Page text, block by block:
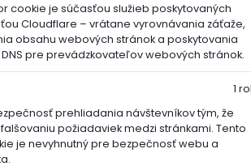
cookie je súčasťou služieb poskytovaných
Cloudflare – vrátane vyrovnávania záťaže,
obsahu webových stránok a poskytovania
pre prevádzkovateľov webových stránok.
prehliadania návštevníkov tým, že
požiadaviek medzi stránkami. Tento
je nevyhnutný pre bezpečnosť webu a
1